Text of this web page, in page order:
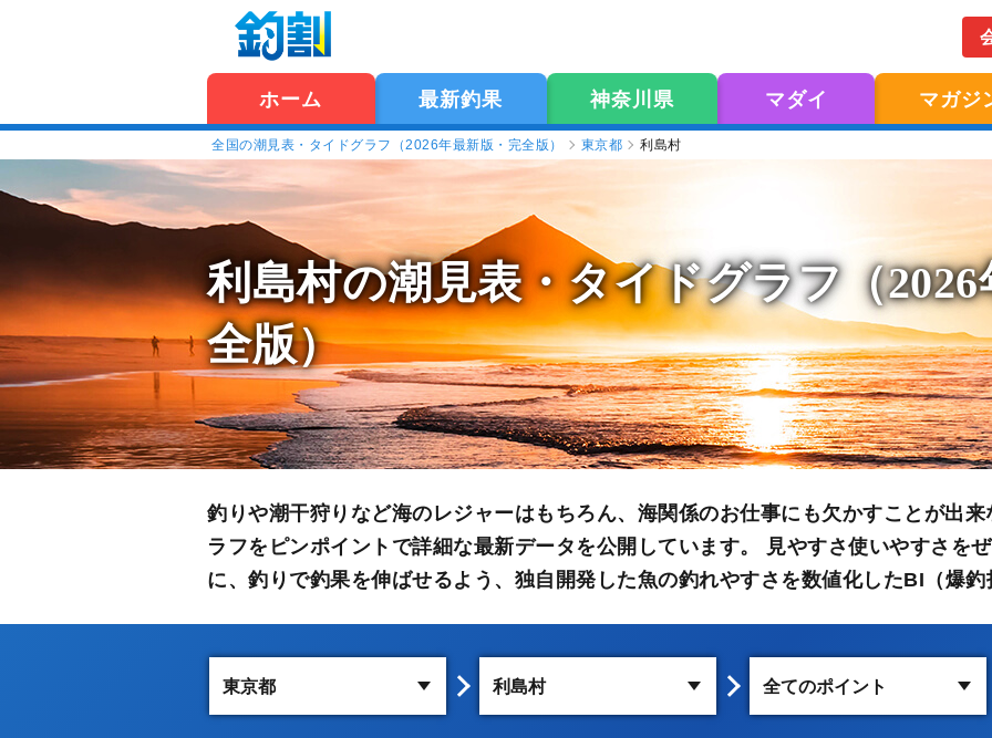
ホーム 最新釣果 神奈川県 マダイ マガジ
全国の潮見表・タイドグラフ（2026年最新版・完全版） 東京都 利島村
利島村の潮見表・タイドグラフ（
全版）
釣りや潮干狩りなど海のレジャーはもちろん、海関係のお仕事にも欠かすことが出
ラフをピンポイントで詳細な最新データを公開しています。 見やすさ使いやすさを
に、釣りで釣果を伸ばせるよう、独自開発した魚の釣れやすさを数値化したBI（爆釣